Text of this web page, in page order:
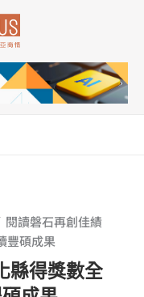
閱讀磐石再創佳績
豐碩成果
縣得獎數全